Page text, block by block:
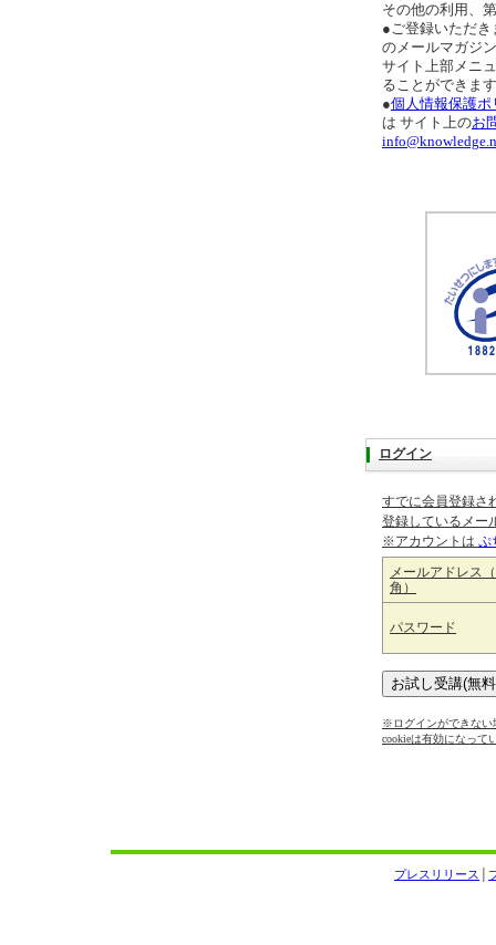
その他の利用、
●ご登録いただ
のメールマガジ
サイト上部メニ
ることができま
●個人情報保護ポ
は サイト上のお
ログイン
すでに会員登録さ
登録しているメー
※アカウントは ぷ
メールアドレス
角）
パスワード
※ログインができない
cookieは有効になって
プレスリリース